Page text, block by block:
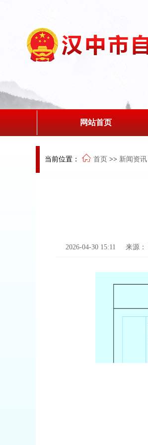
网站首页
当前位置： 首页 >> 新闻资讯
2026-04-30 15:11 来源：